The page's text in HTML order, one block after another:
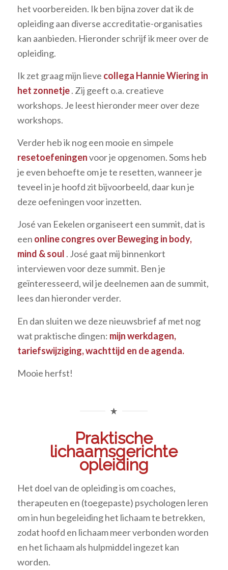
het voorbereiden. Ik ben bijna zover dat ik de
opleiding aan diverse accreditatie-organisaties
kan aanbieden. Hieronder schrijf ik meer over de
opleiding.
Ik zet graag mijn lieve collega Hannie Wiering in
het zonnetje. Zij geeft o.a. creatieve
workshops. Je leest hieronder meer over deze
workshops.
Verder heb ik nog een mooie en simpele
resetoefeningenvoor je opgenomen. Soms heb
je even behoefte om je te resetten, wanneer je
teveel in je hoofd zit bijvoorbeeld, daar kun je
deze oefeningen voor inzetten.
José van Eekelen organiseert een summit, dat is
een online congres over Beweging in body,
mind & soul . José gaat mij binnenkort
interviewen voor deze summit. Ben je
geïnteresseerd, wil je deelnemen aan de summit,
lees dan hieronder verder.
En dan sluiten we deze nieuwsbrief af met nog
wat praktische dingen: mijn werkdagen,
tariefswijziging, wachttijd en de agenda.
Mooie herfst!
Praktische
lichaamsgerichte
opleiding
Het doel van de opleiding is om coaches,
therapeuten en (toegepaste) psychologen leren
om in hun begeleiding het lichaam te betrekken,
zodat hoofd en lichaam meer verbonden worden
en het lichaam als hulpmiddel ingezet kan
worden.